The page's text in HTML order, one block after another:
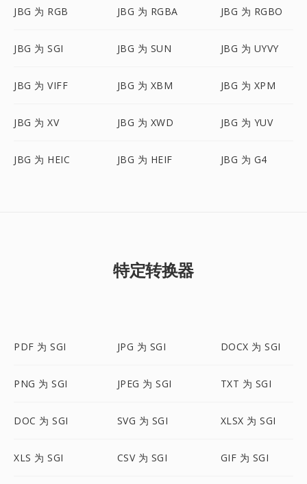
JBG 为 RGB JBG 为 RGBA JBG 为 RGBO
JBG 为 SGI JBG 为 SUN JBG 为 UYVY
JBG 为 VIFF JBG 为 XBM JBG 为 XPM
JBG 为 XV JBG 为 XWD JBG 为 YUV
JBG 为 HEIC JBG 为 HEIF JBG 为 G4
特定转换器
PDF 为 SGI JPG 为 SGI DOCX 为 SGI
PNG 为 SGI JPEG 为 SGI TXT 为 SGI
DOC 为 SGI SVG 为 SGI XLSX 为 SGI
XLS 为 SGI CSV 为 SGI GIF 为 SGI